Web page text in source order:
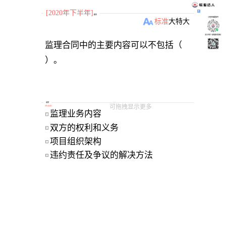
[2020年下半年] 题目
标准大特大
监理合同中的主要内容可以不包括（
）。
可拖拽显示更多
选项
单选题
A 监理业务内容
B 双方的权利和义务
C 项目组织架构
D 违约责任及争议的解决方法
小程序刷题软件
关注“柴丁”获取备考资料